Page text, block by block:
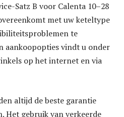
Satz B voor Calenta 10–28
met uw keteltype
te
aankoopopties vindt u onder
op het internet en via
altijd de beste garantie
Het gebruik van verkeerde